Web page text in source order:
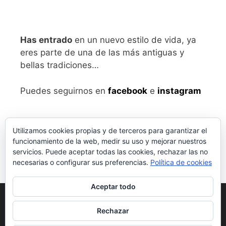
Has entrado en un nuevo estilo de vida, ya
eres parte de una de las más antiguas y
bellas tradiciones…
Puedes seguirnos en facebook e instagram
Aviso legaly Política de Privacidad
Condiciones generales de compra
Utilizamos cookies propias y de terceros para garantizar el
funcionamiento de la web, medir su uso y mejorar nuestros
servicios. Puede aceptar todas las cookies, rechazar las no
necesarias o configurar sus preferencias. Política de cookies
Aceptar todo
Rechazar